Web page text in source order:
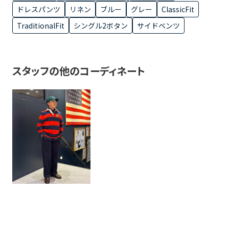
ドレスパンツ
リネン ブルー グレー
ClassicFit
TraditionalFit
シングル2ボタン サイドベンツ
スタッフの他のコーディネート